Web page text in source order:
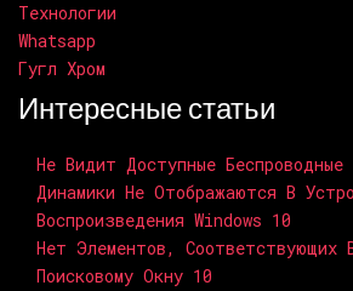
Технологии
Whatsapp
Гугл Хром
Интересные статьи
Не Видит Доступные Беспроводные
Динамики Не Отображаются В
Воспроизведения Windows 10
Нет Элементов, Соответствующих
Поисковому Окну 10